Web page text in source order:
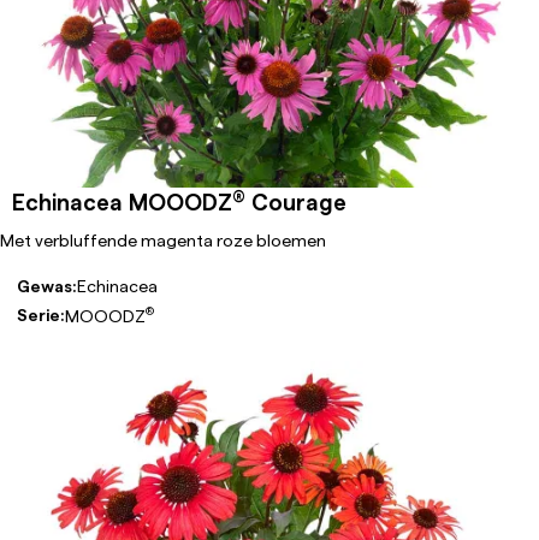
Echinacea MOOODZ® Courage
Met verbluffende magenta roze bloemen
Gewas:Echinacea
Serie:MOOODZ®